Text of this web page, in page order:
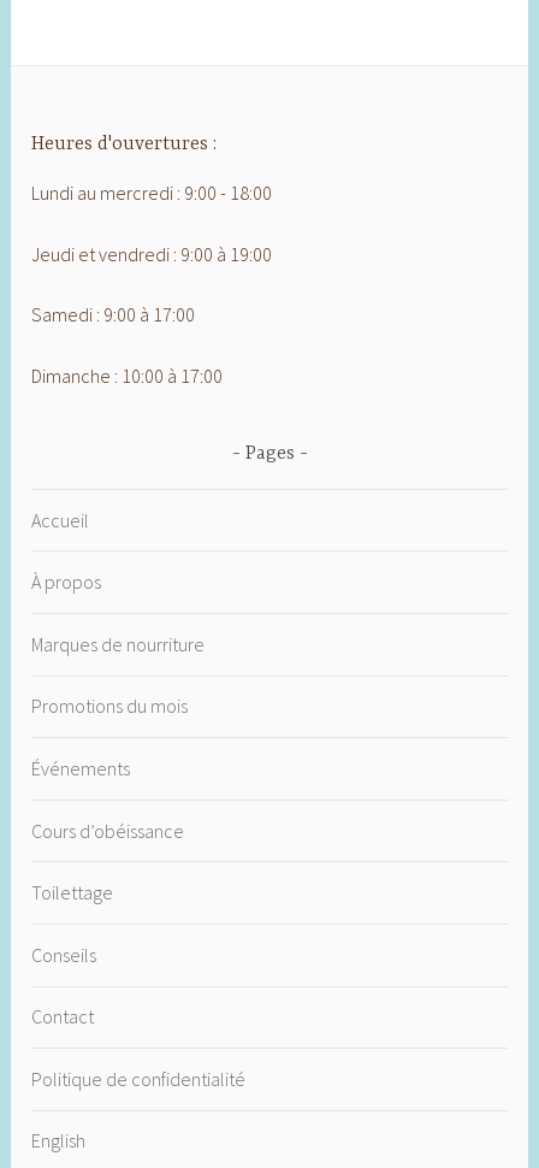
Heures d'ouvertures :
Lundi au mercredi : 9:00 - 18:00
Jeudi et vendredi : 9:00 à 19:00
Samedi : 9:00 à 17:00
Dimanche : 10:00 à 17:00
Pages
Accueil
À propos
Marques de nourriture
Promotions du mois
Événements
Cours d’obéissance
Toilettage
Conseils
Contact
Politique de confidentialité
English